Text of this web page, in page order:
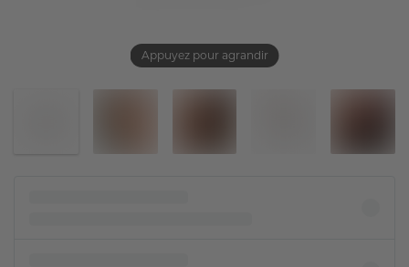
Appuyez pour agrandir